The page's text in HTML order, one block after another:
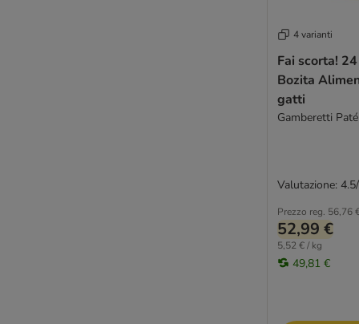
4 varianti
Fai scorta!
Bozita
gatti
Gamberetti Paté
Prezzo reg. 56,76
52,99 €
5,52 € / kg
49,81 €
Valutazione: